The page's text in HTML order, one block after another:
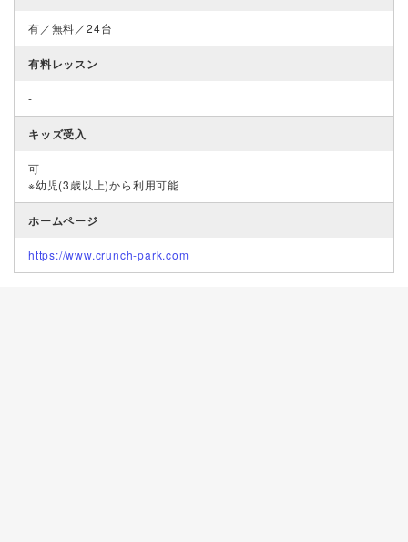
有／無料／24台
有料レッスン
-
キッズ受入
可
※幼児(3歳以上)から利用可能
ホームページ
https://www.crunch-park.com